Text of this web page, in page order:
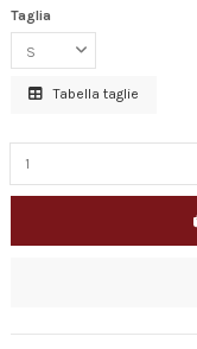
Taglia
Tabella taglie